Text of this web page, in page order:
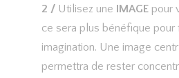
2 / Utilisez une IMAGE pour
ce sera plus bénéfique pour
imagination. Une image
permettra de rester